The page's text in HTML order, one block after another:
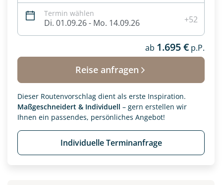
Termin wählen
Di. 01.09.26 - Mo. 14.09.26 +52
ab 1.695 € p.P.
Reise anfragen
Dieser Routenvorschlag dient als erste Inspiration.
Maßgeschneidert & Individuell – gern erstellen wir
Ihnen ein passendes, persönliches Angebot!
Individuelle Terminanfrage
Die Anfrage wird via SSL verschlüsselt an unseren Server
geschickt. Mit Absenden des Formulars, erklären Sie, dass
DatenschutzerklärungundWiderrufhinweise
Kenntnis genommen und akzeptiert haben.